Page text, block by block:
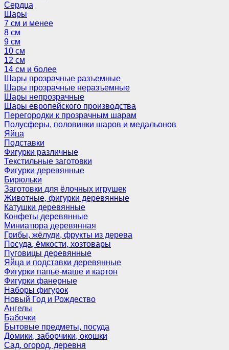
Сердца
Шары
7 см и менее
8 см
9 см
10 см
12 см
14 см и более
Шары прозрачные разъемные
Шары прозрачные неразъемные
Шары непрозрачные
Шары европейского производства
Перегородки к прозрачным шарам
Полусферы, половинки шаров и медальонов
Яйца
Подставки
Фигурки различные
Текстильные заготовки
Фигурки деревянные
Бирюльки
Заготовки для ёлочных игрушек
Животные, фигурки деревянные
Катушки деревянные
Конфеты деревянные
Миниатюра деревянная
Грибы, жёлуди, фрукты из дерева
Посуда, ёмкости, хозтовары
Пуговицы деревянные
Яйца и подставки деревянные
Фигурки папье-маше и картон
Фигурки фанерные
Наборы фигурок
Новый Год и Рождество
Ангелы
Бабочки
Бытовые предметы, посуда
Домики, заборчики, окошки
Сад, огород, деревня